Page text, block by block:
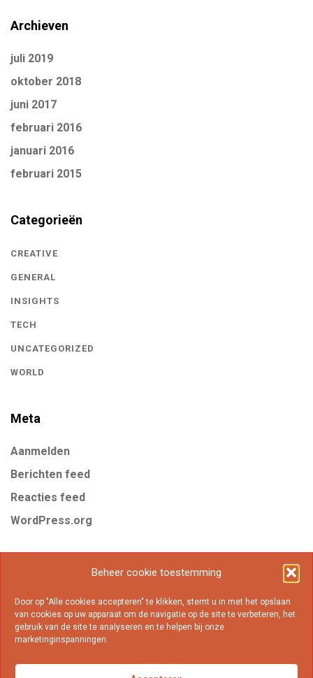
Beheer cookie toestemming
Door op "Alle cookies accepteren" te klikken, stemt u in met het opslaan
van cookies op uw apparaat om de navigatie op de site te verbeteren, het
gebruik van de site te analyseren en te helpen bij onze
marketinginspanningen.
Archieven
juli 2019
oktober 2018
juni 2017
februari 2016
januari 2016
februari 2015
Categorieën
CREATIVE
GENERAL
INSIGHTS
TECH
UNCATEGORIZED
WORLD
Meta
Aanmelden
Berichten feed
Reacties feed
WordPress.org
Business Gear Internet Marketing Mobile
Online Popular